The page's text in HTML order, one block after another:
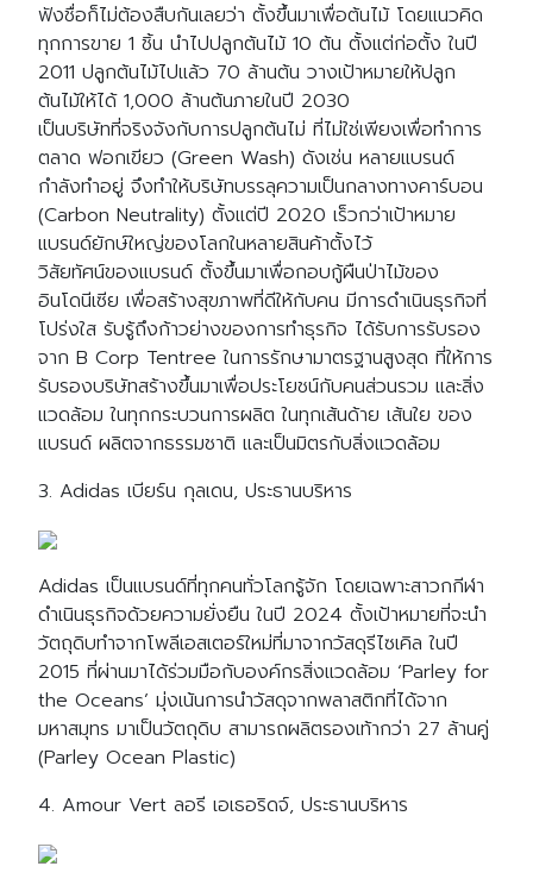
ฟังชื่อก็ไม่ต้องสืบกันเลยว่า ตั้งขึ้นมาเพื่อต้นไม้ โดยแนวคิด
ทุกการขาย 1 ชิ้น นำไปปลูกต้นไม้ 10 ต้น ตั้งแต่ก่อตั้ง ในปี
2011 ปลูกต้นไม้ไปแล้ว 70 ล้านต้น วางเป้าหมายให้ปลูก
ต้นไม้ให้ได้ 1,000 ล้านต้นภายในปี 2030
เป็นบริษัทที่จริงจังกับการปลูกต้นไม่ ที่ไม่ใช่เพียงเพื่อทำการ
ตลาด ฟอกเขียว (Green Wash) ดังเช่น หลายแบรนด์
กำลังทำอยู่ จึงทำให้บริษัทบรรลุความเป็นกลางทางคาร์บอน
(Carbon Neutrality) ตั้งแต่ปี 2020 เร็วกว่าเป้าหมาย
แบรนด์ยักษ์ใหญ่ของโลกในหลายสินค้าตั้งไว้
วิสัยทัศน์ของแบรนด์ ตั้งขึ้นมาเพื่อกอบกู้ผืนป่าไม้ของ
อินโดนีเซีย เพื่อสร้างสุขภาพที่ดีให้กับคน มีการดำเนินธุรกิจที่
โปร่งใส รับรู้ถึงก้าวย่างของการทำธุรกิจ ได้รับการรับรอง
จาก B Corp Tentree ในการรักษามาตรฐานสูงสุด ที่ให้การ
รับรองบริษัทสร้างขึ้นมาเพื่อประโยชน์กับคนส่วนรวม และสิ่ง
แวดล้อม ในทุกกระบวนการผลิต ในทุกเส้นด้าย เส้นใย ของ
แบรนด์ ผลิตจากธรรมชาติ และเป็นมิตรกับสิ่งแวดล้อม
3. Adidas เบียร์น กุลเดน, ประธานบริหาร
Adidas เป็นแบรนด์ที่ทุกคนทั่วโลกรู้จัก โดยเฉพาะสาวกกีฬา
ดำเนินธุรกิจด้วยความยั่งยืน ในปี 2024 ตั้งเป้าหมายที่จะนำ
วัตถุดิบทำจากโพลีเอสเตอร์ใหม่ที่มาจากวัสดุรีไซเคิล ในปี
2015 ที่ผ่านมาได้ร่วมมือกับองค์กรสิ่งแวดล้อม ‘Parley for
the Oceans’ มุ่งเน้นการนำวัสดุจากพลาสติกที่ได้จาก
มหาสมุทร มาเป็นวัตถุดิบ สามารถผลิตรองเท้ากว่า 27 ล้านคู่
(Parley Ocean Plastic)
4. Amour Vert ลอรี เอเธอริดจ์, ประธานบริหาร